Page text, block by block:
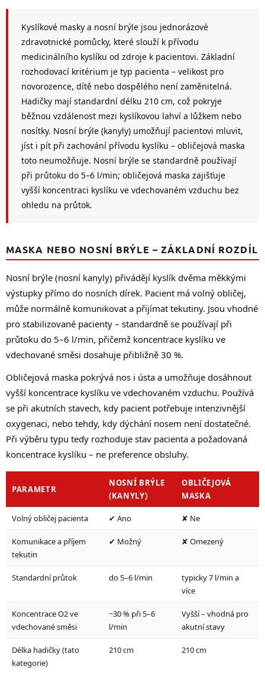
í
p
r
v
k
y
v
ý
p
s
u
Kyslíkové masky a nosní brýle jsou jednorázové
zdravotnické pomůcky, které slouží k přívodu
medicinálního kyslíku od zdroje k pacientovi. Základní
rozhodovací kritérium je typ pacienta – velikost pro
novorozence, dítě nebo dospělého není zaměnitelná.
Hadičky mají standardní délku 210 cm, což pokryje
běžnou vzdálenost mezi kyslíkovou lahví a lůžkem nebo
nosítky. Nosní brýle (kanyly) umožňují pacientovi mluvit,
jíst i pít při zachování přívodu kyslíku – obličejová maska
toto neumožňuje. Nosní brýle se standardně používají
při průtoku do 5–6 l/min; obličejová maska zajišťuje
vyšší koncentraci kyslíku ve vdechovaném vzduchu bez
ohledu na průtok.
MASKA NEBO NOSNÍ BRÝLE – ZÁKLADNÍ ROZDÍL
Nosní brýle (nosní kanyly) přivádějí kyslík dvěma měkkými
výstupky přímo do nosních dírek. Pacient má volný obličej,
může normálně komunikovat a přijímat tekutiny. Jsou vhodné
pro stabilizované pacienty – standardně se používají při
průtoku do 5–6 l/min, přičemž koncentrace kyslíku ve
vdechované směsi dosahuje přibližně 30 %.
Obličejová maska pokrývá nos i ústa a umožňuje dosáhnout
vyšší koncentrace kyslíku ve vdechovaném vzduchu. Používá
se při akutních stavech, kdy pacient potřebuje intenzivnější
oxygenaci, nebo tehdy, kdy dýchání nosem není dostatečné.
Při výběru typu tedy rozhoduje stav pacienta a požadovaná
koncentrace kyslíku – ne preference obsluhy.
PARAMETR
NOSNÍ BRÝLE
(KANYLY)
OBLIČEJOVÁ
MASKA
Volný obličej pacienta ✔ Ano ✘ Ne
Komunikace a příjem
tekutin
✔ Možný ✘ Omezený
Standardní průtok do 5–6 l/min
typicky 7 l/min a
více
Koncentrace O2 ve
vdechované směsi
~30 % při 5–6
l/min
Vyšší – vhodná pro
akutní stavy
Délka hadičky (tato
kategorie)
210 cm 210 cm